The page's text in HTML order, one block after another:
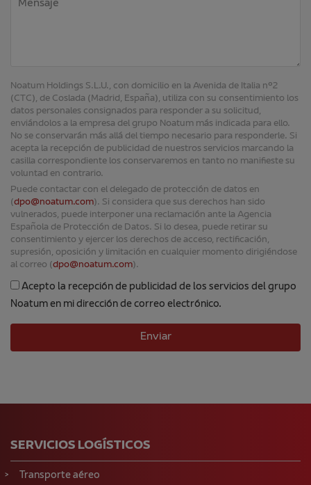
Noatum Holdings S.L.U., con domicilio en la Avenida de Italia nº2
(CTC), de Coslada (Madrid, España), utiliza con su consentimiento los
datos personales consignados para responder a su solicitud,
enviándolos a la empresa del grupo Noatum más indicada para ello.
No se conservarán más allá del tiempo necesario para responderle. Si
acepta la recepción de publicidad de nuestros servicios marcando la
casilla correspondiente los conservaremos en tanto no manifieste su
voluntad en contrario.
Puede contactar con el delegado de protección de datos en
(dpo@noatum.com). Si considera que sus derechos han sido
vulnerados, puede interponer una reclamación ante la Agencia
Española de Protección de Datos. Si lo desea, puede retirar su
consentimiento y ejercer los derechos de acceso, rectificación,
supresión, oposición y limitación en cualquier momento dirigiéndose
al correo (dpo@noatum.com).
Acepto la recepción de publicidad de los servicios del grupo
Noatum en mi dirección de correo electrónico.
SERVICIOS LOGÍSTICOS
Transporte aéreo